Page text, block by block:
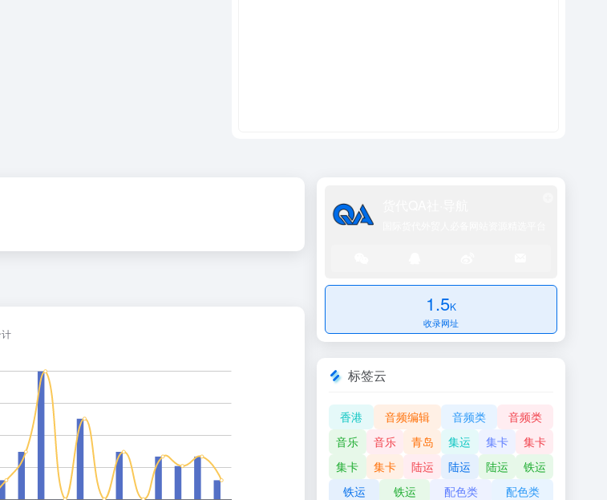
1.5K
收录网址
标签云
香港 音频编辑 音频类
音频类
音乐
音乐 青岛 集运 集卡
集卡
集卡
集卡 陆运 陆运 陆运
铁运
铁运
铁运 配色类 配色类